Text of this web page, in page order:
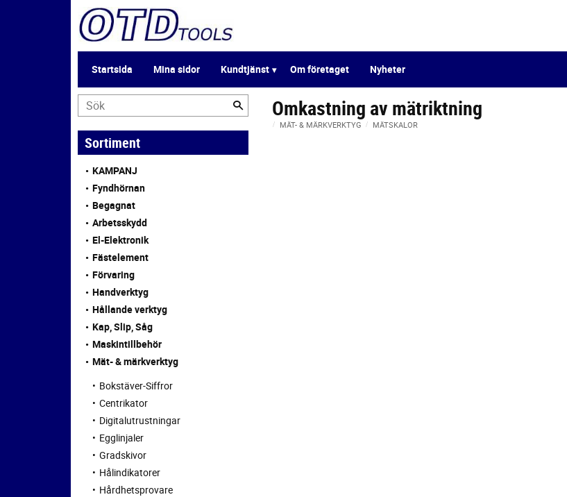
Startsida Mina sidor Kundtjänst Om företaget Nyheter
Omkastning av mätriktning
MÄT- & MÄRKVERKTYG MÄTSKALOR
Sortiment
KAMPANJ
Fyndhörnan
Begagnat
Arbetsskydd
El-Elektronik
Fästelement
Förvaring
Handverktyg
Hållande verktyg
Kap, Slip, Såg
Maskintillbehör
Mät- & märkverktyg
Bokstäver-Siffror
Centrikator
Digitalutrustningar
Egglinjaler
Gradskivor
Hålindikatorer
Hårdhetsprovare